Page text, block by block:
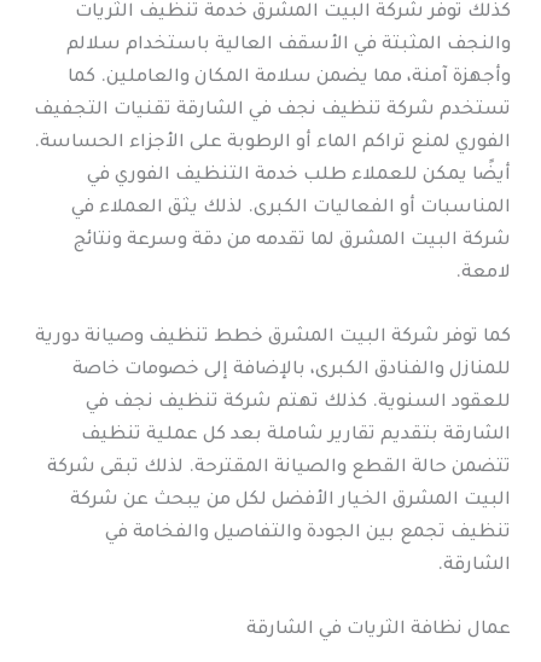
كذلك توفر شركة البيت المشرق خدمة تنظيف الثريات
والنجف المثبتة في الأسقف العالية باستخدام سلالم
وأجهزة آمنة، مما يضمن سلامة المكان والعاملين. كما
تستخدم شركة تنظيف نجف في الشارقة تقنيات التجفيف
الفوري لمنع تراكم الماء أو الرطوبة على الأجزاء الحساسة.
أيضًا يمكن للعملاء طلب خدمة التنظيف الفوري في
المناسبات أو الفعاليات الكبرى. لذلك يثق العملاء في
شركة البيت المشرق لما تقدمه من دقة وسرعة ونتائج
لامعة.
كما توفر شركة البيت المشرق خطط تنظيف وصيانة دورية
للمنازل والفنادق الكبرى، بالإضافة إلى خصومات خاصة
للعقود السنوية. كذلك تهتم شركة تنظيف نجف في
الشارقة بتقديم تقارير شاملة بعد كل عملية تنظيف
تتضمن حالة القطع والصيانة المقترحة. لذلك تبقى شركة
البيت المشرق الخيار الأفضل لكل من يبحث عن شركة
تنظيف تجمع بين الجودة والتفاصيل والفخامة في
الشارقة.
عمال نظافة الثريات في الشارقة